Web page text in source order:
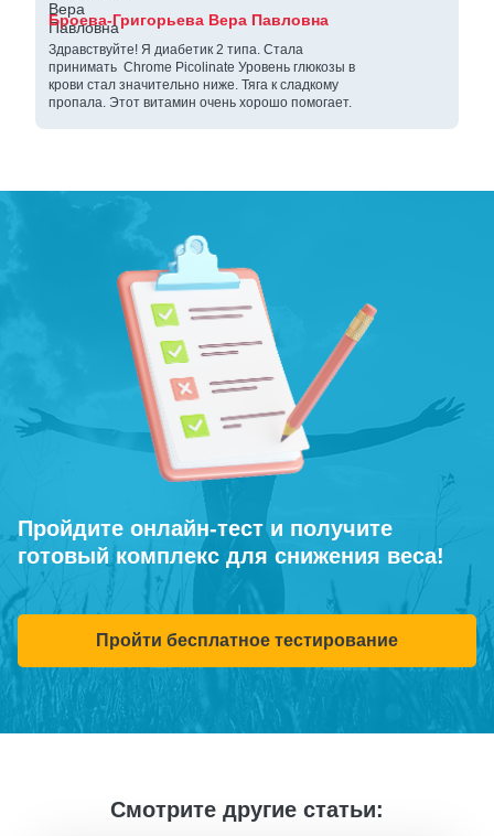
Броева-Григорьева Вера Павловна
Здравствуйте! Я диабетик 2 типа. Стала
принимать Chrome Picolinate Уровень глюкозы в
крови стал значительно ниже. Тяга к сладкому
пропала. Этот витамин очень хорошо помогает.
Пройдите онлайн-тест и получите
готовый комплекс для снижения веса!
Пройти бесплатное тестирование
Смотрите другие статьи: